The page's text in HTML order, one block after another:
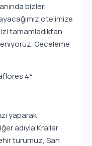
bizleri
otelimize
tamamladıktan
Geceleme
4*
yaparak
adıyla Krallar
turumuz, San